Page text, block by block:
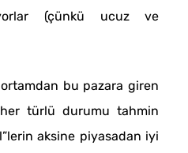
(çünkü ucuz ve
ortamdan bu pazara giren
türlü durumu tahmin
aksine piyasadan iyi